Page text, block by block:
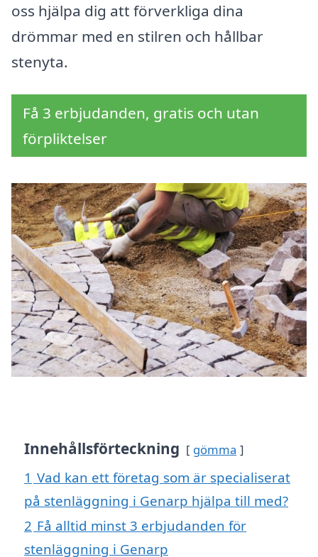
oss hjälpa dig att förverkliga dina
drömmar med en stilren och hållbar
stenyta.
Få 3 erbjudanden, gratis och utan
förpliktelser
Innehållsförteckning gömma
1 Vad kan ett företag som är specialiserat
på stenläggning i Genarp hjälpa till med?
2 Få alltid minst 3 erbjudanden för
stenläggning i Genarp